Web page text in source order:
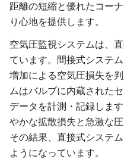
距離の短縮と優れたコー
り心地を提供します。
空気圧監視システムは、
ています。間接式システ
増加による空気圧損失を
ムはバルブに内蔵された
データを計測・記録しま
やかな拡散損失と急激な
その結果、直接式システ
ようになっています。